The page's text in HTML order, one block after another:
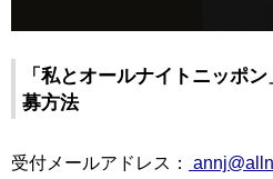
「私とオールナイトニッポ
募方法
受付メールアドレス：